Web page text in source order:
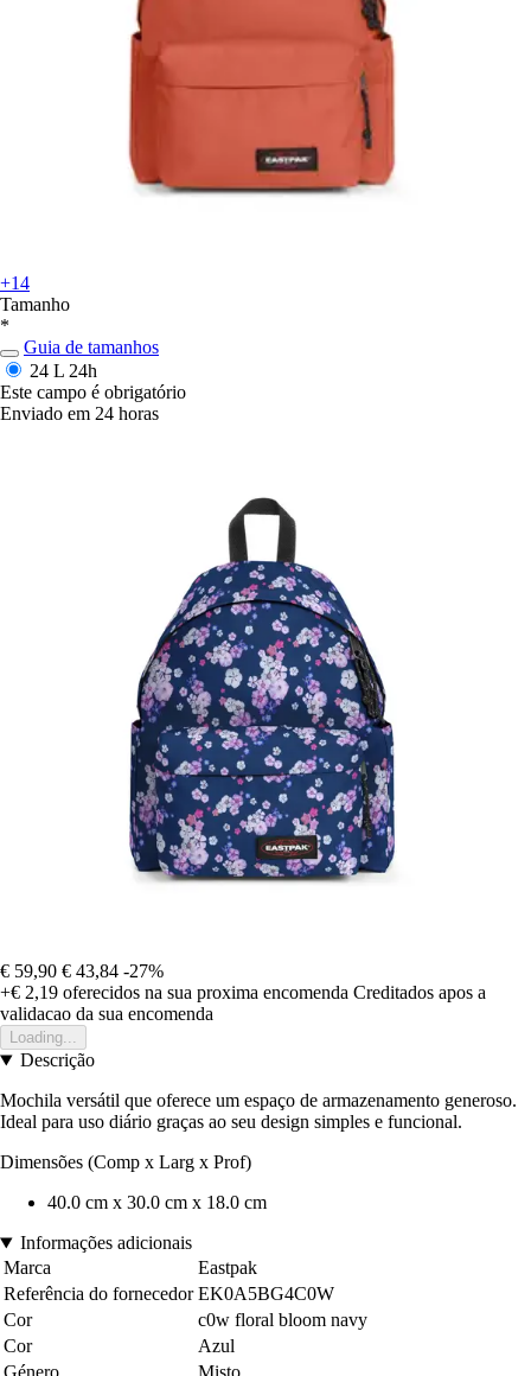
+14
Tamanho
*
Guia de tamanhos
24 L 24h
Este campo é obrigatório
Enviado em 24 horas
€ 59,90 € 43,84 -27%
+€ 2,19 oferecidos na sua proxima encomenda Creditados apos a
validacao da sua encomenda
Loading...
Descrição
Mochila versátil que oferece um espaço de armazenamento generoso.
Ideal para uso diário graças ao seu design simples e funcional.
Dimensões (Comp x Larg x Prof)
40.0 cm x 30.0 cm x 18.0 cm
Informações adicionais
Marca
Eastpak
Referência do fornecedor EK0A5BG4C0W
Cor
c0w floral bloom navy
Cor
Azul